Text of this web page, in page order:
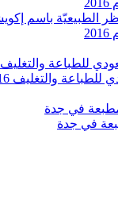
الطبيعيّة باسم